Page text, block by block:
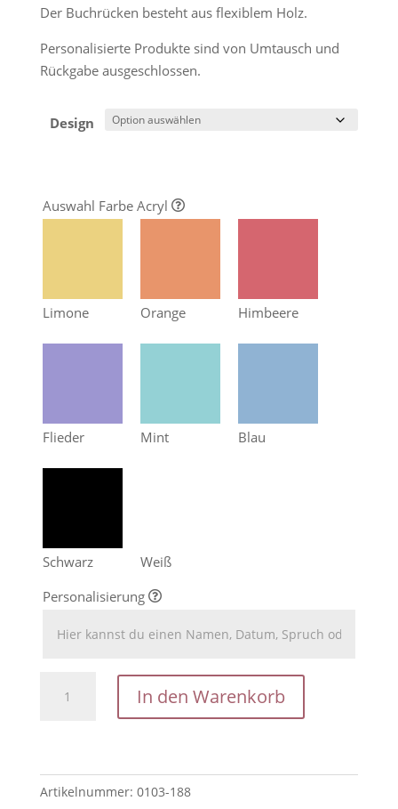
Der Buchrücken besteht aus flexiblem Holz.
Personalisierte Produkte sind von Umtausch und
Rückgabe ausgeschlossen.
Design
Auswahl Farbe Acryl
Limone Orange Himbeere
Flieder Mint Blau
Schwarz
Weiß
Personalisierung
Zeugnismappe
floralen
Mustern,
In den Warenkorb
Artikelnummer: 0103-188